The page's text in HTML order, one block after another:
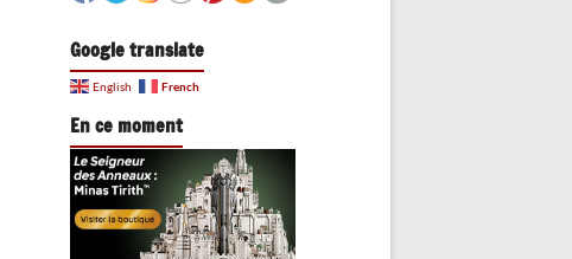
Google translate
English French
En ce moment